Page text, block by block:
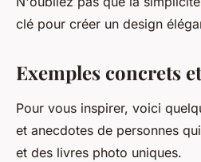
clé pour créer un design
Exemples concrets
Pour vous inspirer, voici
et anecdotes de personnes
et des livres photo uniques.